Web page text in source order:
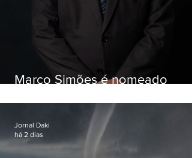
Marco Simões é nomeado
Jornal Daki
há 2 dias